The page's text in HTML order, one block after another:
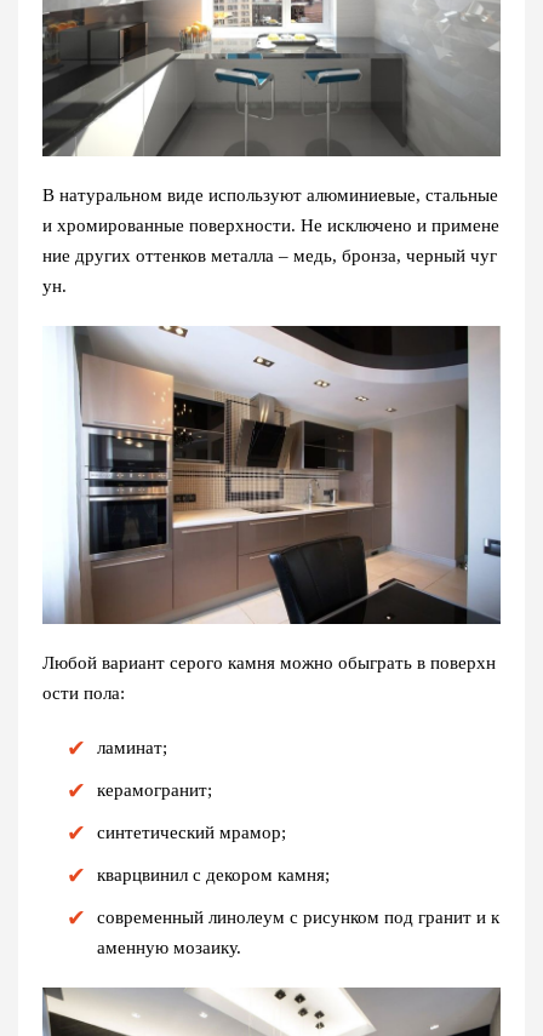
В натуральном виде используют алюминиевые, стальные
и хромированные поверхности. Не исключено и примене
ние других оттенков металла – медь, бронза, черный чуг
ун.
Любой вариант серого камня можно обыграть в поверхн
ости пола:
ламинат;
керамогранит;
синтетический мрамор;
кварцвинил с декором камня;
современный линолеум с рисунком под гранит и к
аменную мозаику.